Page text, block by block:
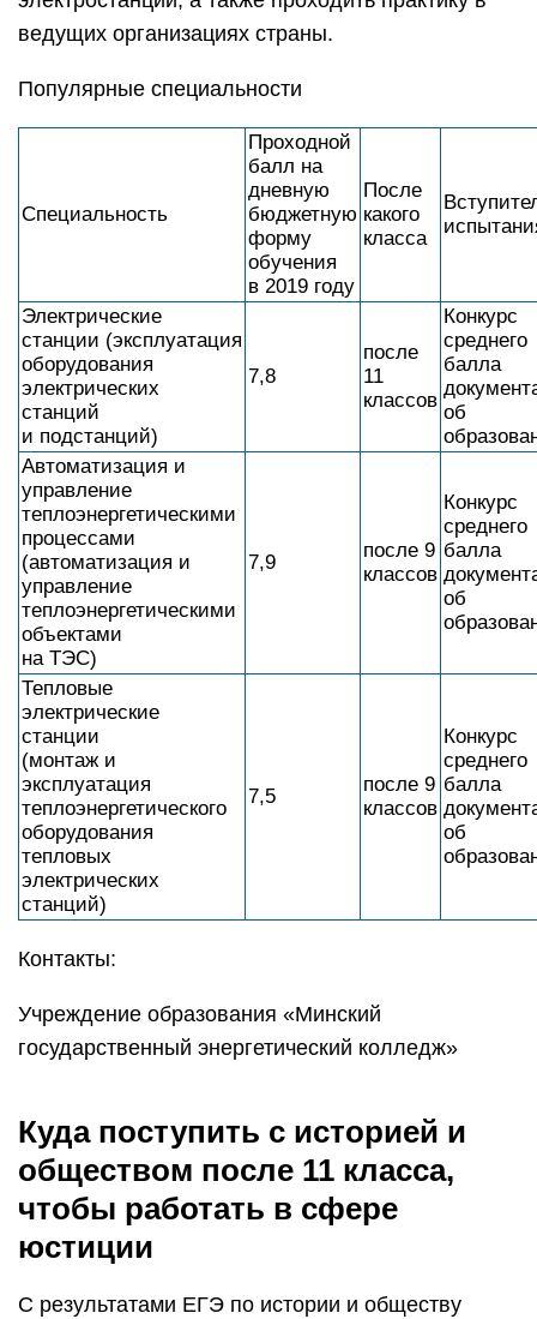
ведущих организациях страны.
Популярные специальности
Специальность
Проходной
балл на
дневную
бюджетную
форму
обучения
в 2019 году
После
какого
класса
Электрические
станции (эксплуатация
оборудования
электрических
станций
и подстанций)
7,8
после
11
классов
Конкурс
среднего
балла
об
Автоматизация и
управление
теплоэнергетическими
процессами
(автоматизация и
управление
теплоэнергетическими
объектами
на ТЭС)
7,9
после 9
классов
Конкурс
среднего
балла
об
Тепловые
электрические
станции
(монтаж и
эксплуатация
теплоэнергетического
оборудования
тепловых
электрических
станций)
7,5
после 9
классов
Конкурс
среднего
балла
об
Контакты:
Учреждение образования «Минский
государственный энергетический колледж»
Куда поступить с историей и
обществом после 11 класса,
чтобы работать в сфере
юстиции
С результатами ЕГЭ по истории и обществу